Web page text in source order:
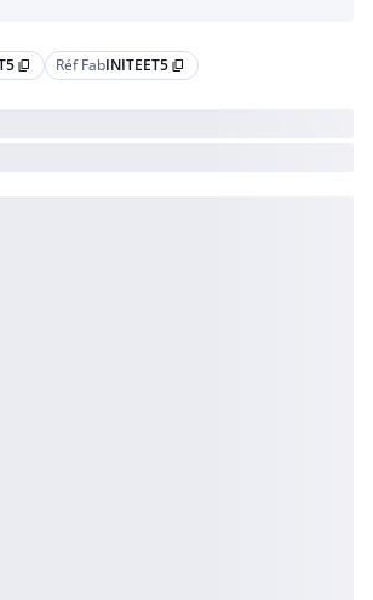
content_copy Réf FabINITEET5 content_copy